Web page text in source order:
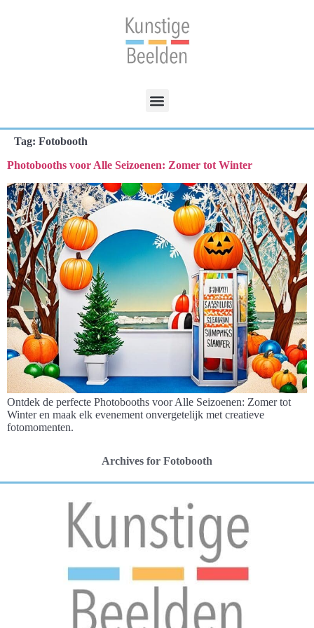
Tag: Fotobooth
Photobooths voor Alle Seizoenen: Zomer tot Winter
Ontdek de perfecte Photobooths voor Alle Seizoenen: Zomer tot
Winter en maak elk evenement onvergetelijk met creatieve
fotomomenten.
Archives for Fotobooth